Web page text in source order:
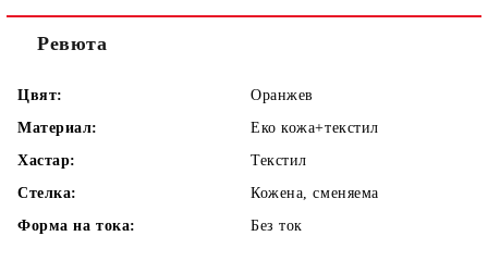
Ревюта
Цвят:
Оранжев
Материал:
Еко кожа+текстил
Хастар:
Текстил
Стелка:
Кожена, сменяема
Форма на тока:
Без ток